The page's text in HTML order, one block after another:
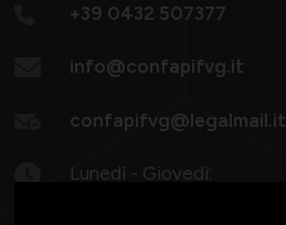
+39 0432 507377
info@confapifvg.it
confapifvg@legalmail.it
Lunedì - Giovedì: